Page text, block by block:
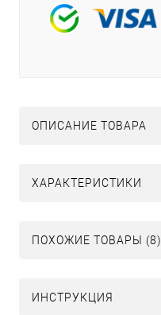
ОПИСАНИЕ ТОВАРА
ХАРАКТЕРИСТИКИ
ПОХОЖИЕ ТОВАРЫ (8)
ИНСТРУКЦИЯ